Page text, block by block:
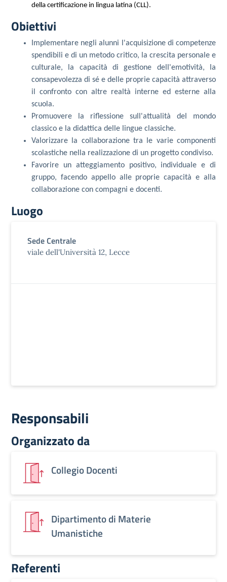
della certificazione in lingua latina (CLL).
Obiettivi
Implementare negli alunni l'acquisizione di competenze
spendibili e di un metodo critico, la crescita personale e
culturale, la capacità di gestione dell'emotività, la
consapevolezza di sé e delle proprie capacità attraverso
il confronto con altre realtà interne ed esterne alla
scuola.
Promuovere la riflessione sull'attualità del mondo
classico e la didattica delle lingue classiche.
Valorizzare la collaborazione tra le varie componenti
scolastiche nella realizzazione di un progetto condiviso.
Favorire un atteggiamento positivo, individuale e di
gruppo, facendo appello alle proprie capacità e alla
collaborazione con compagni e docenti.
Luogo
Sede Centrale
viale dell'Università 12, Lecce
Responsabili
Organizzato da
Collegio Docenti
Dipartimento di Materie
Umanistiche
Referenti